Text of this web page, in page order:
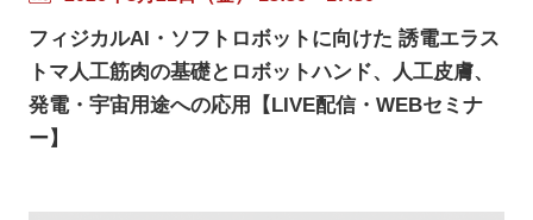
フィジカルAI・ソフトロボットに向けた 誘電エラス
トマ人工筋肉の基礎とロボットハンド、人工皮膚、
発電・宇宙用途への応用【LIVE配信・WEBセミナ
ー】